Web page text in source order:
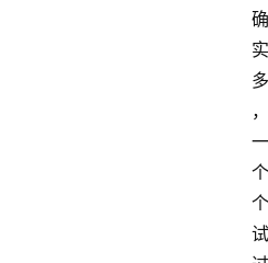
确
实
多
，
一
个
个
试